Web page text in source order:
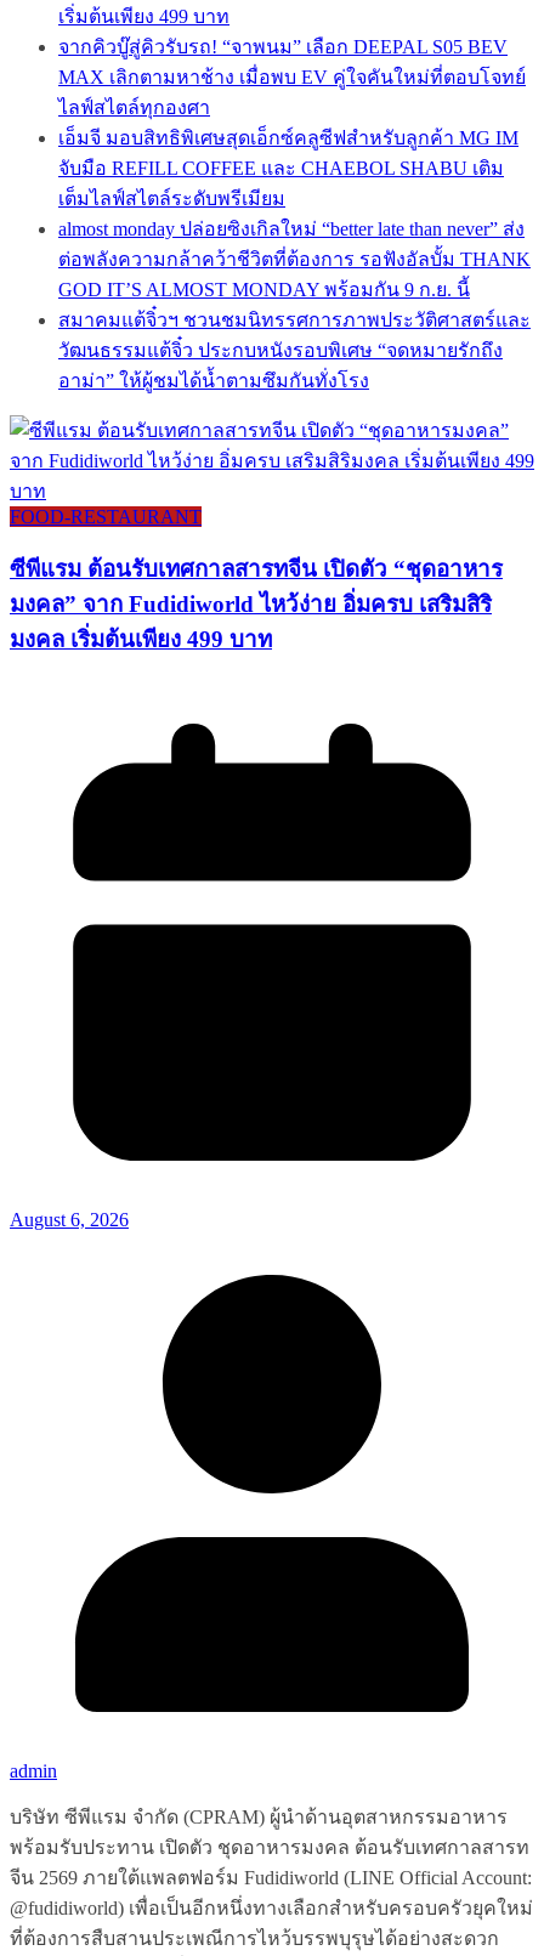
เริ่มต้นเพียง 499 บาท
จากคิวบู๊สู่คิวรับรถ! “จาพนม” เลือก DEEPAL S05 BEV
MAX เลิกตามหาช้าง เมื่อพบ EV คู่ใจคันใหม่ที่ตอบโจทย์
ไลฟ์สไตล์ทุกองศา
เอ็มจี มอบสิทธิพิเศษสุดเอ็กซ์คลูซีฟสำหรับลูกค้า MG IM
จับมือ REFILL COFFEE และ CHAEBOL SHABU เติม
เต็มไลฟ์สไตล์ระดับพรีเมียม
almost monday ปล่อยซิงเกิลใหม่ “better late than never” ส่ง
ต่อพลังความกล้าคว้าชีวิตที่ต้องการ รอฟังอัลบั้ม THANK
GOD IT’S ALMOST MONDAY พร้อมกัน 9 ก.ย. นี้
สมาคมแต้จิ๋วฯ ชวนชมนิทรรศการภาพประวัติศาสตร์และ
วัฒนธรรมแต้จิ๋ว ประกบหนังรอบพิเศษ “จดหมายรักถึง
อาม่า” ให้ผู้ชมได้น้ำตามซึมกันทั่งโรง
FOOD-RESTAURANT
ซีพีแรม ต้อนรับเทศกาลสารทจีน เปิดตัว “ชุดอาหาร
มงคล” จาก Fudidiworld ไหว้ง่าย อิ่มครบ เสริมสิริ
มงคล เริ่มต้นเพียง 499 บาท
August 6, 2026
admin
บริษัท ซีพีแรม จำกัด (CPRAM) ผู้นำด้านอุตสาหกรรมอาหาร
พร้อมรับประทาน เปิดตัว ชุดอาหารมงคล ต้อนรับเทศกาลสารท
จีน 2569 ภายใต้แพลตฟอร์ม Fudidiworld (LINE Official Account:
@fudidiworld) เพื่อเป็นอีกหนึ่งทางเลือกสำหรับครอบครัวยุคใหม่
ที่ต้องการสืบสานประเพณีการไหว้บรรพบุรุษได้อย่างสะดวก